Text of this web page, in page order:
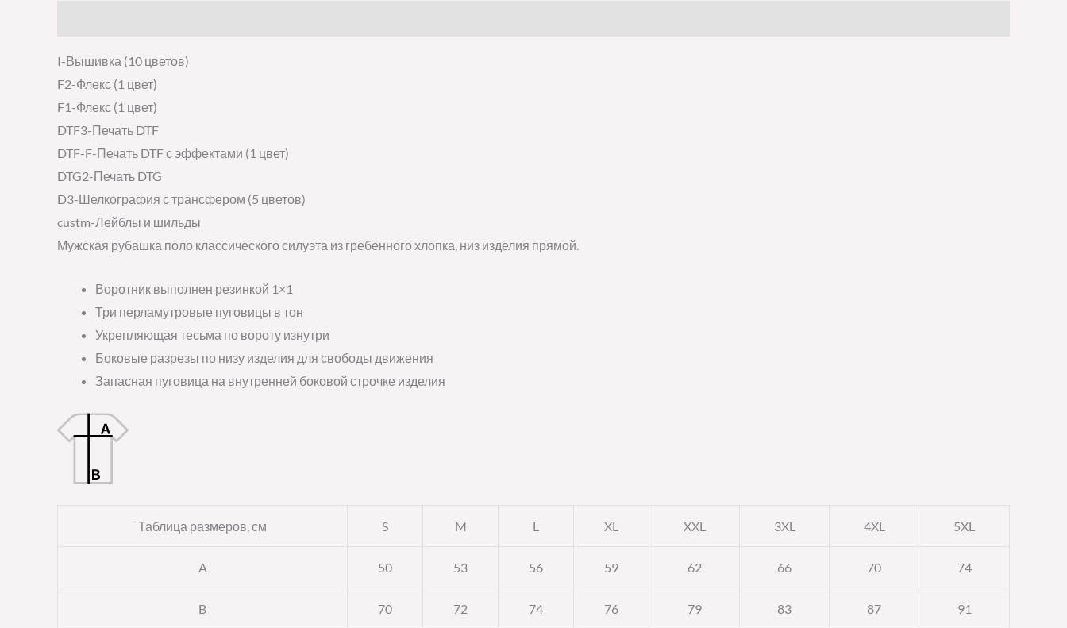
I-Вышивка (10 цветов)
F2-Флекс (1 цвет)
F1-Флекс (1 цвет)
DTF3-Печать DTF
DTF-F-Печать DTF с эффектами (1 цвет)
DTG2-Печать DTG
D3-Шелкография с трансфером (5 цветов)
custm-Лейблы и шильды
Мужская рубашка поло классического силуэта из гребенного хлопка, низ изделия прямой.
Воротник выполнен резинкой 1×1
Три перламутровые пуговицы в тон
Укрепляющая тесьма по вороту изнутри
Боковые разрезы по низу изделия для свободы движения
Запасная пуговица на внутренней боковой строчке изделия
Таблица размеров, см S M L XL XXL 3XL 4XL 5XL
A 50 53 56 59 62 66 70 74
B 70 72 74 76 79 83 87 91